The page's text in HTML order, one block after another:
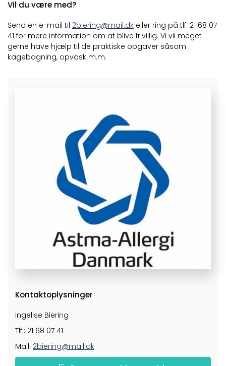
Vil du være med?
Send en e-mail til 2biering@mail.dk eller ring på tlf. 21 68 07
41 for mere information om at blive frivillig. Vi vil meget
gerne have hjælp til de praktiske opgaver såsom
kagebagning, opvask m.m.
Kontaktoplysninger
Ingelise Biering
Tlf.: 21 68 07 41
Mail: 2biering@mail.dk